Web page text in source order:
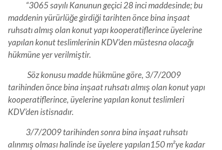
“3065 sayılı Kanunun geçici 28 inci maddesinde; bu
maddenin yürürlüğe girdiği tarihten önce bina inşaat
ruhsatı almış olan konut yapı kooperatiflerince üyelerine
yapılan konut teslimlerinin KDV’den müstesna olacağı
hükmüne yer verilmiştir.
Söz konusu madde hükmüne göre, 3/7/2009
tarihinden önce bina inşaat ruhsatı almış olan konut yapı
kooperatiflerince, üyelerine yapılan konut teslimleri
KDV’den istisnadır.
3/7/2009 tarihinden sonra bina inşaat ruhsatı
alınmış olması halinde ise üyelere yapılan150 m²ye kadar